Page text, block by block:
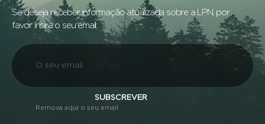
Se deseja receber informação atualizada sobre a LPN, por
favor insira o seu email:
SUBSCREVER
Remova aqui o seu email